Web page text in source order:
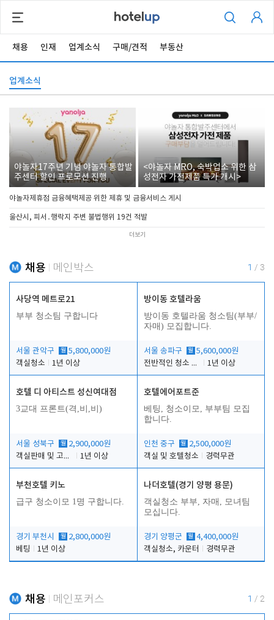
채용 인재 업계소식 구매/견적 부동산
업계소식
야놀자17주년 기념 야놀자 통합발
주센터 할인 프로모션 진행
<야놀자 MRO, 숙박업소 위한 삼
성전자 가전제품 특가 개시>
야놀자제휴점 금융혜택제공 위한 제휴 및 금융서비스 게시
울산시, 피서․행락지 주변 불법행위 19건 적발
더보기
채용 메인박스 1 / 3
사당역 메트로21
부부 청소팀 구합니다
서울 관악구 월 5,800,000원
객실청소
1년 이상
방이동 호텔라움
방이동 호텔라움 청소팀(부부/
자매) 모집합니다.
서울 송파구 월 5,600,000원
전반적인 청소 업무(객실청소.객실정리)
1년 이상
호텔 디 아티스트 성신여대점
3교대 프론트(격,비,비)
서울 성북구 월 2,900,000원
객실판매 및 고객응대
1년 이상
호텔에어포트준
베팅, 청소이모, 부부팀 모집
합니다.
인천 중구 월 2,500,000원
객실 및 호텔청소
경력무관
부천호텔 키노
급구 청소이모 1명 구합니다.
경기 부천시 월 2,800,000원
베팅
1년 이상
나더호텔(경기 양평 용문)
객실청소 부부, 자매, 모녀팀
모십니다.
경기 양평군 월 4,400,000원
객실청소, 카운터
경력무관
채용 메인포커스 1 / 2